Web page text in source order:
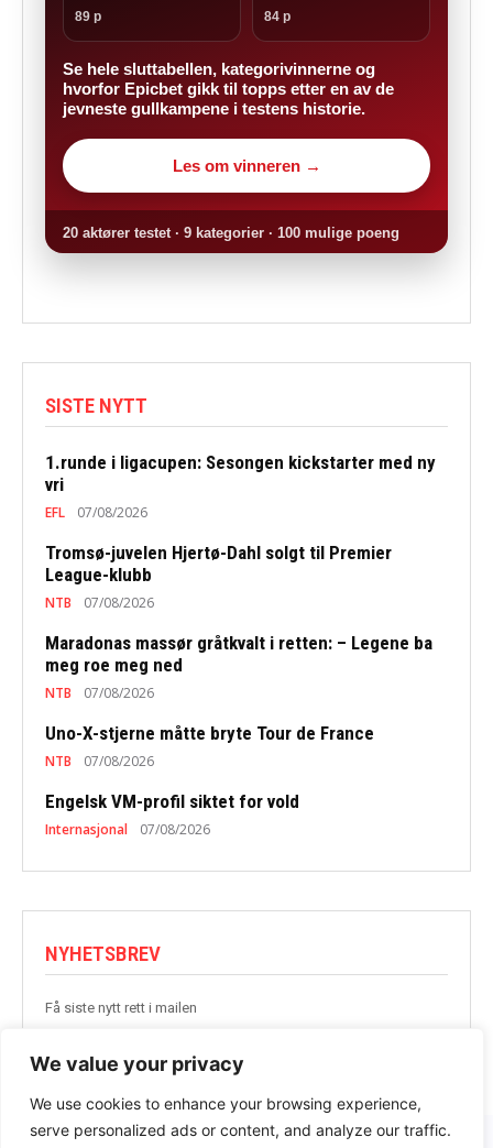
We value your privacy
We use cookies to enhance your browsing experience,
serve personalized ads or content, and analyze our traffic.
89 p 84 p
Se hele sluttabellen, kategorivinnerne og
hvorfor Epicbet gikk til topps etter en av de
jevneste gullkampene i testens historie.
Les om vinneren →
20 aktører testet · 9 kategorier · 100 mulige poeng
SISTE NYTT
1.runde i ligacupen: Sesongen kickstarter med ny
vri
EFL 07/08/2026
Tromsø-juvelen Hjertø-Dahl solgt til Premier
League-klubb
NTB 07/08/2026
Maradonas massør gråtkvalt i retten: – Legene ba
meg roe meg ned
NTB 07/08/2026
Uno-X-stjerne måtte bryte Tour de France
NTB 07/08/2026
Engelsk VM-profil siktet for vold
Internasjonal 07/08/2026
NYHETSBREV
Få siste nytt rett i mailen